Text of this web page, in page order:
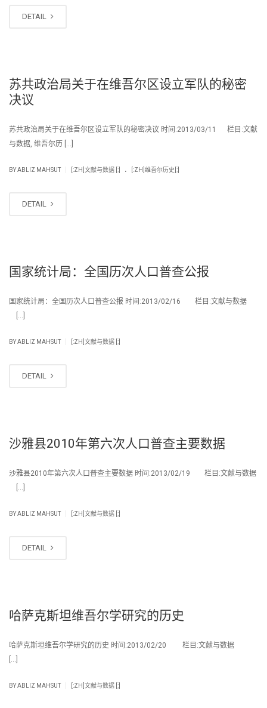
DETAIL
苏共政治局关于在维吾尔区设立军队的秘密
决议
苏共政治局关于在维吾尔区设立军队的秘密决议 时间:2013/03/11 栏目:文献
与数据, 维吾尔历 […]
BYABLIZ MAHSUT [:ZH]文献与数据 [:] . [:ZH]维吾尔历史[:]
DETAIL
国家统计局：全国历次人口普查公报
国家统计局：全国历次人口普查公报 时间:2013/02/16 栏目:文献与数据
[…]
BYABLIZ MAHSUT [:ZH]文献与数据 [:]
DETAIL
沙雅县2010年第六次人口普查主要数据
沙雅县2010年第六次人口普查主要数据 时间:2013/02/19 栏目:文献与数据
[…]
BYABLIZ MAHSUT [:ZH]文献与数据 [:]
DETAIL
哈萨克斯坦维吾尔学研究的历史
哈萨克斯坦维吾尔学研究的历史 时间:2013/02/20 栏目:文献与数据
[…]
BYABLIZ MAHSUT [:ZH]文献与数据 [:]